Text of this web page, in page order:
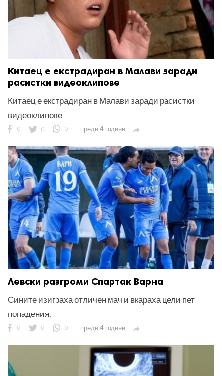
Китаец е екстрадиран в Малави заради
расистки видеоклипове
Китаец е екстрадиран в Малави заради расистки
видеоклипове
0 0 0 преди 4 години 
Левски разгроми Спартак Варна
Сините изиграха отличен мач и вкараха цели пет
попадения.
0 0 0 преди 4 години 